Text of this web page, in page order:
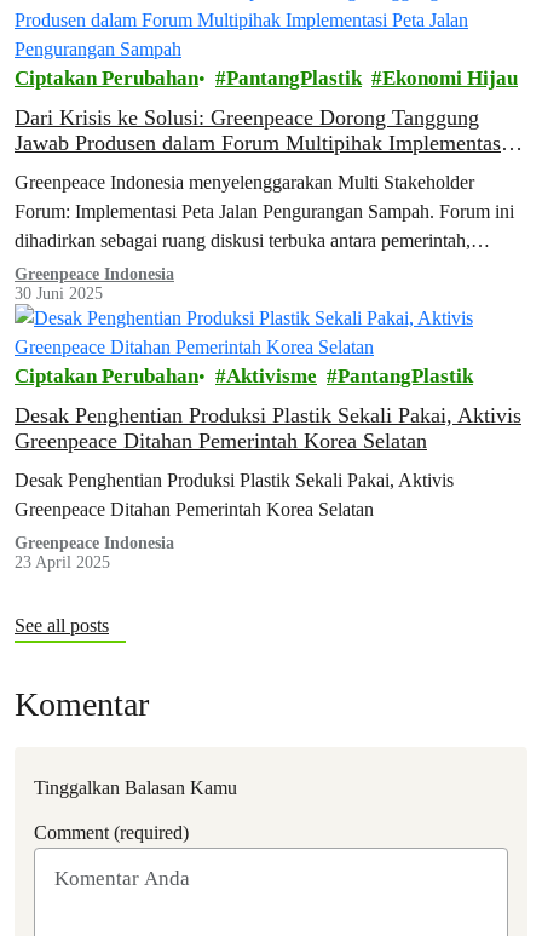
Ciptakan Perubahan PantangPlastik Ekonomi Hijau
Dari Krisis ke Solusi: Greenpeace Dorong Tanggung
Jawab Produsen dalam Forum Multipihak Implementasi
Greenpeace Indonesia menyelenggarakan Multi Stakeholder
Forum: Implementasi Peta Jalan Pengurangan Sampah. Forum ini
dihadirkan sebagai ruang diskusi terbuka antara pemerintah,
produsen, dan masyarakat sipil untuk meninjau kembali capaian
implementasi peta jalan, mengidentifikasi tantangan, dan
mendorong langkah konkret pengurangan sampah plastik di masa
depan.
Greenpeace Indonesia
30 Juni 2025
Ciptakan Perubahan Aktivisme PantangPlastik
Desak Penghentian Produksi Plastik Sekali Pakai, Aktivis
Greenpeace Ditahan Pemerintah Korea Selatan
Desak Penghentian Produksi Plastik Sekali Pakai, Aktivis
Greenpeace Ditahan Pemerintah Korea Selatan
Greenpeace Indonesia
23 April 2025
See all posts
Komentar
Tinggalkan Balasan Kamu
Comment (required)